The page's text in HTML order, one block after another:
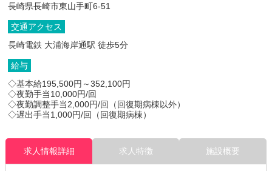
長崎県長崎市東山手町6-51
交通アクセス
長崎電鉄 大浦海岸通駅 徒歩5分
給与
◇基本給195,500円～352,100円
◇夜勤手当10,000円/回
◇夜勤調整手当2,000円/回（回復期病棟以外）
◇遅出手当1,000円/回（回復期病棟）
求人情報詳細 求人特徴 施設概要